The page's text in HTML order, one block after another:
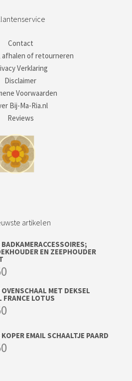
Contact
afhalen of retourneren
Verklaring
Disclaimer
Voorwaarden
Bij-Ma-Ria.nl
Reviews
artikelen
EN ZEEPHOUDER
MET DEKSEL
FRANCE LOTUS
EMAIL SCHAALTJE PAARD